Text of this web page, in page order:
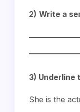
2) Write a
3) Underline
She is the